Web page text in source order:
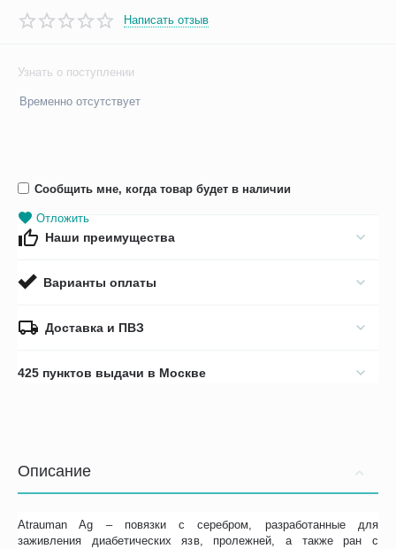
Написать отзыв
Узнать о поступлении
Временно отсутствует
Сообщить мне, когда товар будет в наличии
Отложить
Наши преимущества
Варианты оплаты
Доставка и ПВЗ
425 пунктов выдачи в Москве
Описание
Atrauman Ag – повязки с серебром, разработанные для
заживления диабетических язв, пролежней, а также ран с